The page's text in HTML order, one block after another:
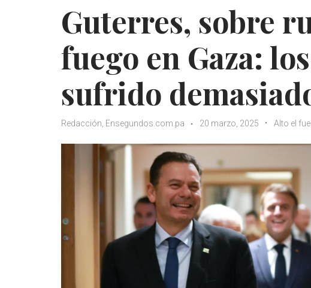
Guterres, sobre
fuego en Gaza:
sufrido
Redacción, Ensegundos.com.pa 20 marzo, 2025 Alto el